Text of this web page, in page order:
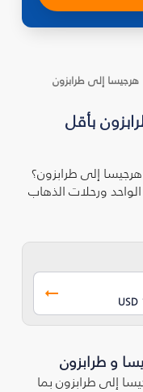
هرجيسا إلى طرابزون
بأقل
إلى طرابزون؟
ورحلات الذهاب
USD
و طرابزون
إلى طرابزون بما